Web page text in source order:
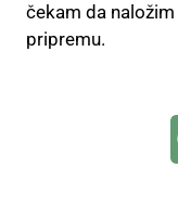
čekam da
pripremu.